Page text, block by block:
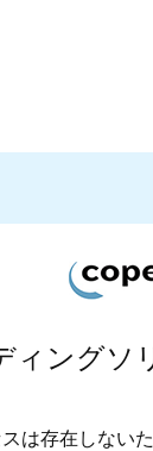
ィングソ
は存在しない